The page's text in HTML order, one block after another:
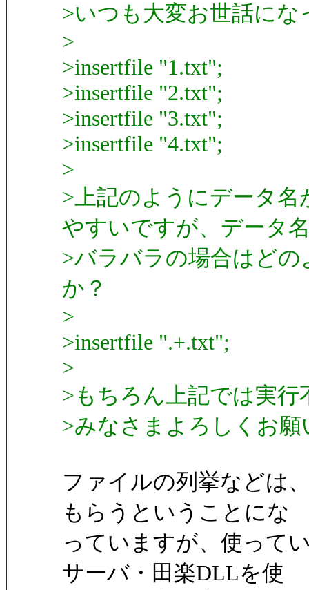
>いつも大変お世話にな
>
>insertfile "1.txt";
>insertfile "2.txt";
>insertfile "3.txt";
>insertfile "4.txt";
>
>上記のようにデータ
やすいですが、データ
>バラバラの場合はど
か？
>
>insertfile ".+.txt";
>
>もちろん上記では実行
>みなさまよろしくお願
ファイルの列挙などは
もらうということにな
っていますが、使って
サーバ・田楽DLLを使